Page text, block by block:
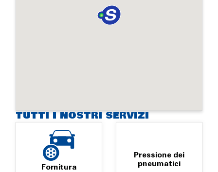
TUTTI I NOSTRI SERVIZI
Fornitura
Pressione dei
pneumatici